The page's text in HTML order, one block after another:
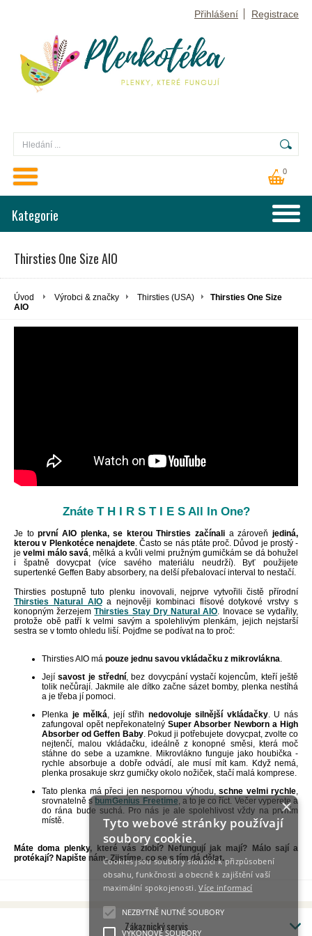
Přihlášení Registrace
0
Kategorie
Thirsties One Size AIO
Úvod Výrobci & značky Thirsties (USA)
Thirsties One Size
AIO
Znáte T H I R S T I E S All In One?
Je toprvní AIO plenka, se kterou Thirsties začínali a zároveňjediná,
kterou v Plenkotéce nenajdete. Často se nás ptáte proč. Důvod je prostý -
jevelmi málo savá, mělká a kvůli velmi pružným gumičkám se dá bohužel
i špatně dovycpat (více savého materiálu neudrží). Byť použijete
supertenké Geffen Baby absorbery, na delší přebalovací interval to nestačí.
Thirsties postupně tuto plenku inovovali, nejprve vytvořili čistě přírodní
Thirsties Natural AIOa nejnověji kombinaci flísové dotykové vrstvy s
konopným žerzejemThirsties Stay Dry Natural AIO. Inovace se vydařily,
protože obě patří k velmi savým a spolehlivým plenkám, jejich nejstarší
sestra se v tomto ohledu liší. Pojďme se podívat na to proč:
Thirsties AIO má pouze jednu savou vkládačku z mikrovlákna.
Jejísavost je střední, bez dovycpání vystačí kojencům, kteří ještě
tolik nečůrají. Jakmile ale dítko začne sázet bomby, plenka nestíhá
a je třeba jí pomoci.
Plenka je mělká, její střih nedovoluje silnější vkládačky. U nás
zafungoval opět nepřekonatelný Super Absorber Newborn a High
Absorber od Geffen Baby. Pokud ji potřebujete dovycpat, zvolte co
nejtenčí, malou vkládačku, ideálně z konopné směsi, která moč
stáhne do sebe a uzamkne. Mikrovlákno funguje jako houbička -
rychle absorbuje a dobře odvádí, ale musí mít kam. Když nemá,
plenka prosakuje skrz gumičky okolo nožiček, stačí malá komprese.
Tato plenka má přeci jen nespornou výhodu,schne velmi rychle,
srovnatelně s bumGenius Freetime, a to je co říct. Večer vyperete a
do rána bude suchá. Pro nás je ale spolehlivost vždy na prvním
místě.
Máte doma plenky, které vás zlobí? Nefungují jak mají? Málo sají a
protékají? Napište nám. Zjistíme, co se s tím dá dělat.
Zákaznický servis
×
Tyto webové stránky používají
soubory cookie.
Cookies jsou soubory sloužící k přizpůsobení
obsahu, funkčnosti a obecně k zajištění vaší
maximální spokojenosti.Více informací
NEZBYTNĚ NUTNÉ SOUBORY
VÝKONOVÉ SOUBORY